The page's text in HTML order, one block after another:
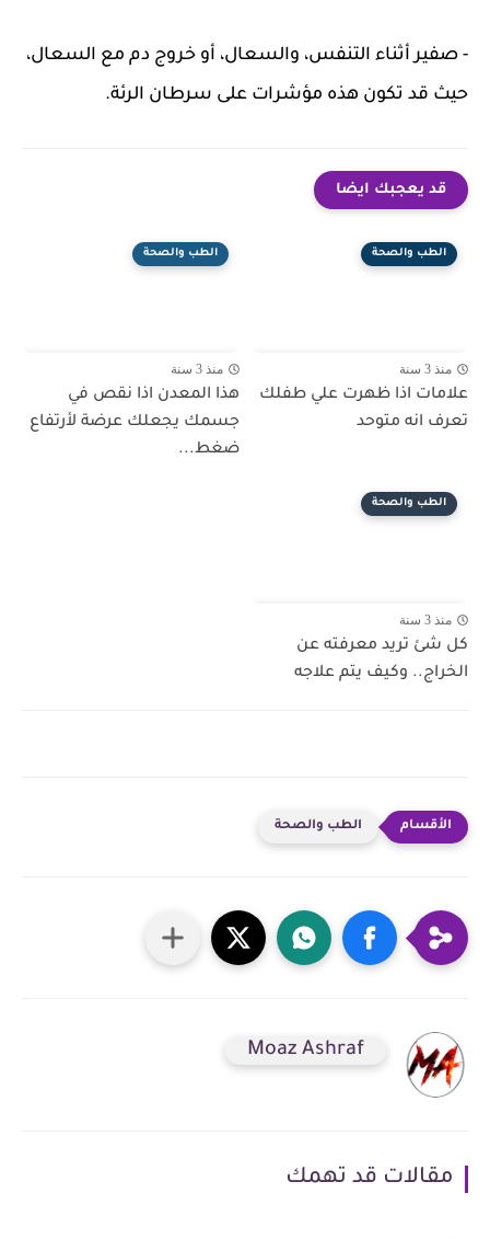
- صفير أثناء التنفس، والسعال، أو خروج دم مع السعال،
حيث قد تكون هذه مؤشرات على سرطان الرئة.
قد يعجبك ايضا
الطب والصحة
منذ 3 سنة
علامات اذا ظهرت علي طفلك
تعرف انه متوحد
الطب والصحة
منذ 3 سنة
هذا المعدن اذا نقص في
جسمك يجعلك عرضة لأرتفاع
ضغط...
الطب والصحة
منذ 3 سنة
كل شئ تريد معرفته عن
الخراج.. وكيف يتم علاجه
الطب والصحة
Moaz Ashraf
مقالات قد تهمك